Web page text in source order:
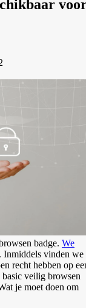
badge. We
Inmiddels vinden we
recht hebben op
veilig browsen
je moet doen om